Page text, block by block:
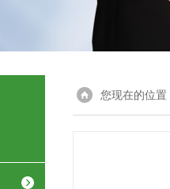
您现在的位置